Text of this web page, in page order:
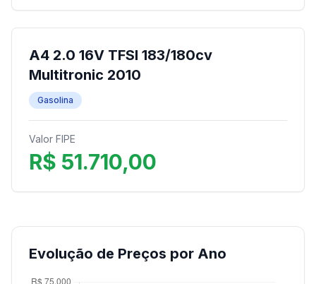
A4 2.0 16V TFSI 183/180cv
Multitronic 2010
Gasolina
Valor FIPE
R$ 51.710,00
Evolução de Preços por Ano